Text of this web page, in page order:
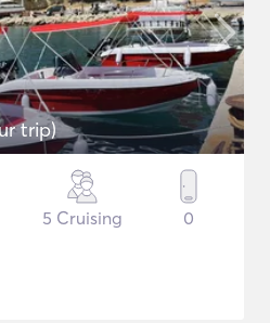
trip)
5 Cruising 0